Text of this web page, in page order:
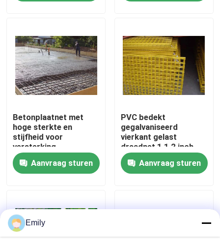
Fabriekstocht
Kwaliteitscontrole
Neem contact met ons op
Nieuws
Het uitgebreide Netwerk van de Metaaldraad
Betonplaatnet met
hoge sterkte en
stijfheid voor
versterking
Aanvraag sturen
PVC bedekt
gegalvaniseerd
vierkant gelast
draadnet 1 1 2 inch
Aanvraag sturen
Emily